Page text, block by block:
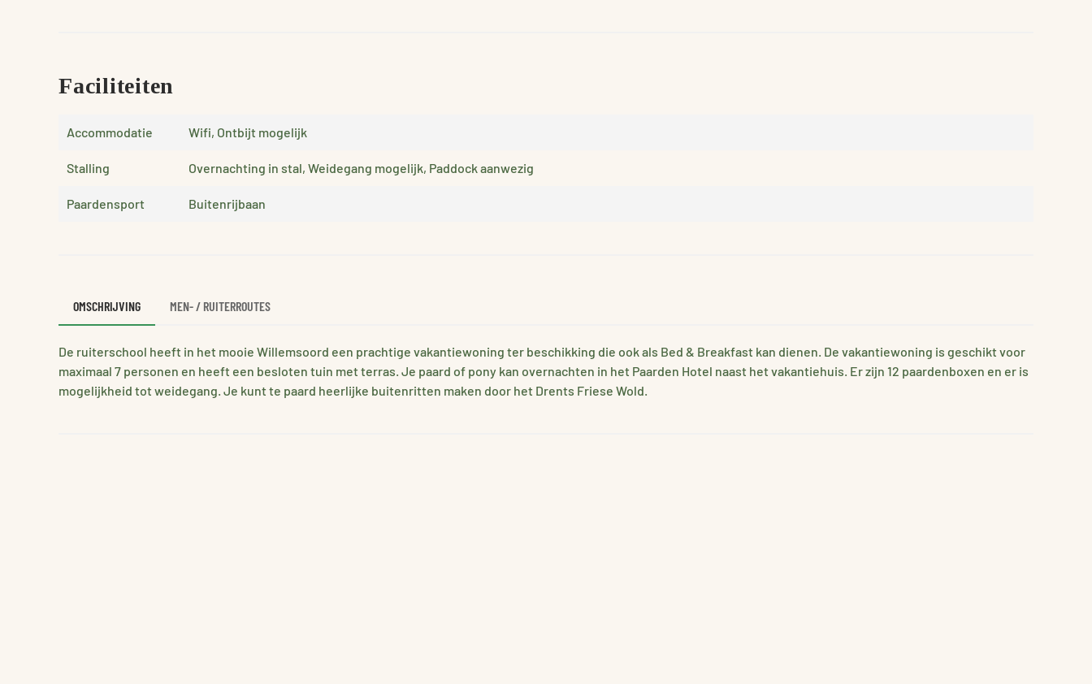
Faciliteiten
Accommodatie Wifi, Ontbijt mogelijk
Stalling Overnachting in stal, Weidegang mogelijk, Paddock aanwezig
Paardensport Buitenrijbaan
OMSCHRIJVING MEN- / RUITERROUTES
De ruiterschool heeft in het mooie Willemsoord een prachtige vakantiewoning ter beschikking die ook als Bed & Breakfast kan dienen. De vakantiewoning is geschikt voor
maximaal 7 personen en heeft een besloten tuin met terras. Je paard of pony kan overnachten in het Paarden Hotel naast het vakantiehuis. Er zijn 12 paardenboxen en er is
mogelijkheid tot weidegang. Je kunt te paard heerlijke buitenritten maken door het Drents Friese Wold.